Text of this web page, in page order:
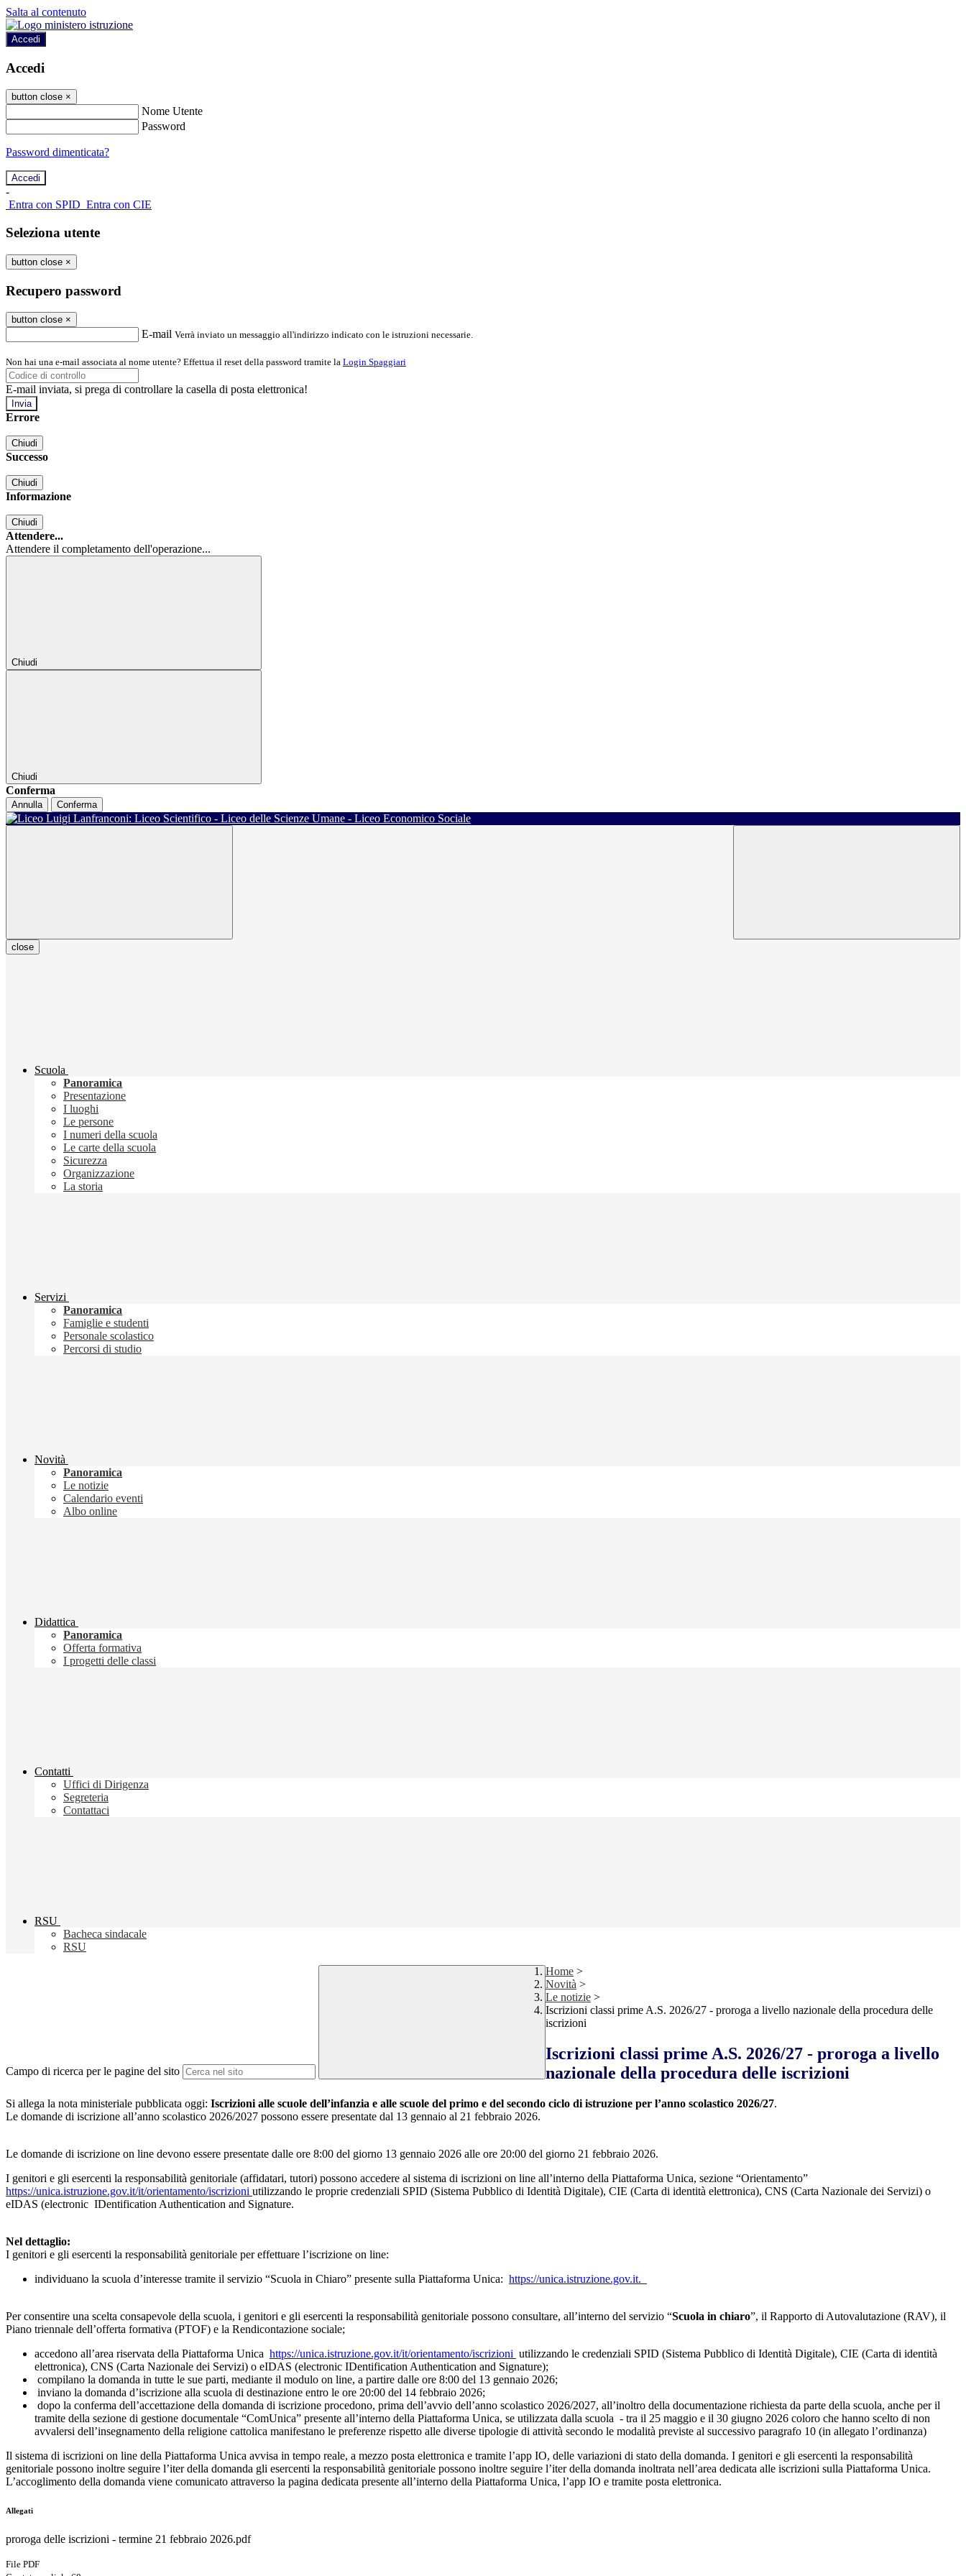
Salta al contenuto
Accedi
Accedi
button close ×
Nome Utente
Password
Password dimenticata?
-
Entra con SPID Entra con CIE
Seleziona utente
button close ×
Recupero password
button close ×
E-mail Verrà inviato un messaggio all'indirizzo indicato con le istruzioni necessarie.
Non hai una e-mail associata al nome utente? Effettua il reset della password tramite la Login Spaggiari
E-mail inviata, si prega di controllare la casella di posta elettronica!
Errore
Chiudi
Successo
Chiudi
Informazione
Chiudi
Attendere...
Attendere il completamento dell'operazione...
Chiudi
Chiudi
Conferma
Annulla Conferma
close
Scuola
Panoramica
Presentazione
I luoghi
Le persone
I numeri della scuola
Le carte della scuola
Sicurezza
Organizzazione
La storia
Servizi
Panoramica
Famiglie e studenti
Personale scolastico
Percorsi di studio
Novità
Panoramica
Le notizie
Calendario eventi
Albo online
Didattica
Panoramica
Offerta formativa
I progetti delle classi
Contatti
Uffici di Dirigenza
Segreteria
Contattaci
RSU
Bacheca sindacale
RSU
Campo di ricerca per le pagine del sito
Home >
Novità >
Le notizie >
Iscrizioni classi prime A.S. 2026/27 - proroga a livello nazionale della procedura delle
iscrizioni
Iscrizioni classi prime A.S. 2026/27 - proroga a livello
nazionale della procedura delle iscrizioni
Si allega la nota ministeriale pubblicata oggi: Iscrizioni alle scuole dell’infanzia e alle scuole del primo e del secondo ciclo di istruzione per l’anno scolastico 2026/27.
Le domande di iscrizione all’anno scolastico 2026/2027 possono essere presentate dal 13 gennaio al 21 febbraio 2026.
Le domande di iscrizione on line devono essere presentate dalle ore 8:00 del giorno 13 gennaio 2026 alle ore 20:00 del giorno 21 febbraio 2026.
I genitori e gli esercenti la responsabilità genitoriale (affidatari, tutori) possono accedere al sistema di iscrizioni on line all’interno della Piattaforma Unica, sezione “Orientamento”
https://unica.istruzione.gov.it/it/orientamento/iscrizioni utilizzando le proprie credenziali SPID (Sistema Pubblico di Identità Digitale), CIE (Carta di identità elettronica), CNS (Carta Nazionale dei Servizi) o
eIDAS (electronic IDentification Authentication and Signature.
Nel dettaglio:
I genitori e gli esercenti la responsabilità genitoriale per effettuare l’iscrizione on line:
individuano la scuola d’interesse tramite il servizio “Scuola in Chiaro” presente sulla Piattaforma Unica: https://unica.istruzione.gov.it.
Per consentire una scelta consapevole della scuola, i genitori e gli esercenti la responsabilità genitoriale possono consultare, all’interno del servizio “Scuola in chiaro”, il Rapporto di Autovalutazione (RAV), il
Piano triennale dell’offerta formativa (PTOF) e la Rendicontazione sociale;
accedono all’area riservata della Piattaforma Unica https://unica.istruzione.gov.it/it/orientamento/iscrizioni utilizzando le credenziali SPID (Sistema Pubblico di Identità Digitale), CIE (Carta di identità
elettronica), CNS (Carta Nazionale dei Servizi) o eIDAS (electronic IDentification Authentication and Signature);
compilano la domanda in tutte le sue parti, mediante il modulo on line, a partire dalle ore 8:00 del 13 gennaio 2026;
inviano la domanda d’iscrizione alla scuola di destinazione entro le ore 20:00 del 14 febbraio 2026;
dopo la conferma dell’accettazione della domanda di iscrizione procedono, prima dell’avvio dell’anno scolastico 2026/2027, all’inoltro della documentazione richiesta da parte della scuola, anche per il
tramite della sezione di gestione documentale “ComUnica” presente all’interno della Piattaforma Unica, se utilizzata dalla scuola - tra il 25 maggio e il 30 giugno 2026 coloro che hanno scelto di non
avvalersi dell’insegnamento della religione cattolica manifestano le preferenze rispetto alle diverse tipologie di attività secondo le modalità previste al successivo paragrafo 10 (in allegato l’ordinanza)
Il sistema di iscrizioni on line della Piattaforma Unica avvisa in tempo reale, a mezzo posta elettronica e tramite l’app IO, delle variazioni di stato della domanda. I genitori e gli esercenti la responsabilità
genitoriale possono inoltre seguire l’iter della domanda gli esercenti la responsabilità genitoriale possono inoltre seguire l’iter della domanda inoltrata nell’area dedicata alle iscrizioni sulla Piattaforma Unica.
L’accoglimento della domanda viene comunicato attraverso la pagina dedicata presente all’interno della Piattaforma Unica, l’app IO e tramite posta elettronica.
Allegati
proroga delle iscrizioni - termine 21 febbraio 2026.pdf
File PDF